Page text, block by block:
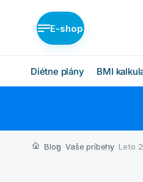
E-shop
Diétne plány
Nízka nadváha (BASIC)
BMI
Blog Vaše príbehy Leto